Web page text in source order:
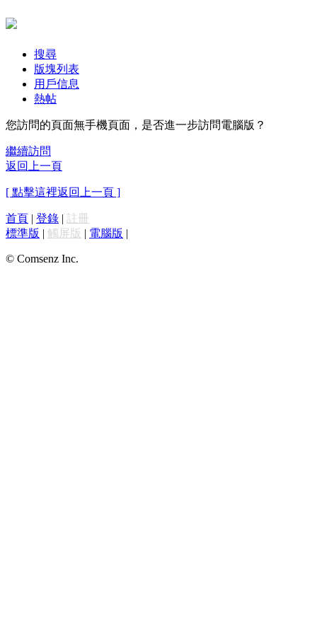
搜尋
版塊列表
用戶信息
熱帖
您訪問的頁面無手機頁面，是否進一步訪問電腦版？
繼續訪問
返回上一頁
[ 點擊這裡返回上一頁 ]
首頁 | 登錄 | 註冊
標準版 | 觸屏版 | 電腦版 |
© Comsenz Inc.